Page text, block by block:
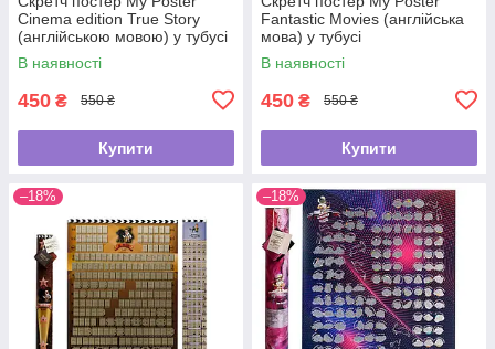
Cinema edition True Story
(англійською мовою) у тубусі
В наявності
450 ₴ 550 ₴
Купити
Fantastic Movies (англійська
мова) у тубусі
В наявності
450 ₴ 550 ₴
Купити
–18% –18%